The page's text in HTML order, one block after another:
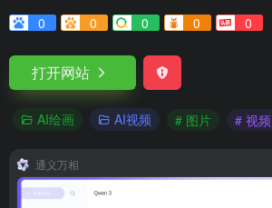
0
0 0 0 0
打开网站
AI绘画 AI视频 # 图片 # 视频
通义万相